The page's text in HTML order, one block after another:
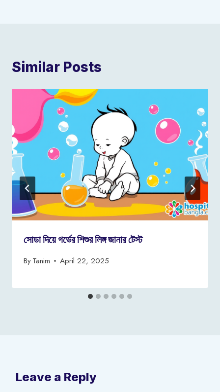
Similar Posts
সোডা দিয়ে গর্ভের শিশুর লিঙ্গ জানার টেস্ট
ByTanim April 22, 2025
Leave a Reply